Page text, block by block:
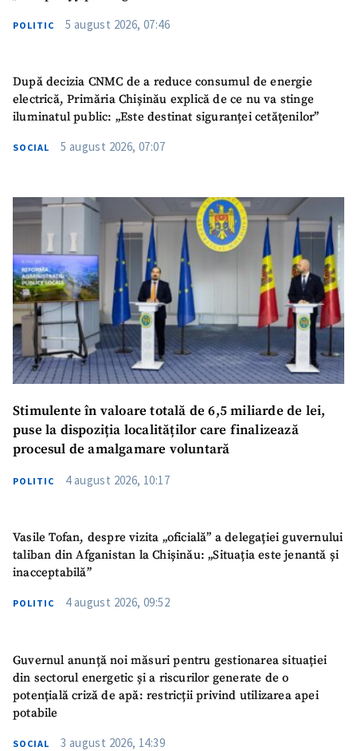
POLITIC 5 august 2026, 07:46
După decizia CNMC de a reduce consumul de energie
electrică, Primăria Chișinău explică de ce nu va stinge
iluminatul public: „Este destinat siguranței cetățenilor”
SOCIAL 5 august 2026, 07:07
Stimulente în valoare totală de 6,5 miliarde de lei,
puse la dispoziția localităților care finalizează
procesul de amalgamare voluntară
POLITIC 4 august 2026, 10:17
Vasile Tofan, despre vizita „oficială” a delegației guvernului
taliban din Afganistan la Chișinău: „Situația este jenantă și
inacceptabilă”
POLITIC 4 august 2026, 09:52
Guvernul anunță noi măsuri pentru gestionarea situației
din sectorul energetic și a riscurilor generate de o
potențială criză de apă: restricții privind utilizarea apei
potabile
SOCIAL 3 august 2026, 14:39